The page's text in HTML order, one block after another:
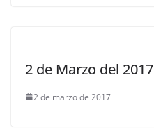
2 de Marzo del 2017
2 de marzo de 2017